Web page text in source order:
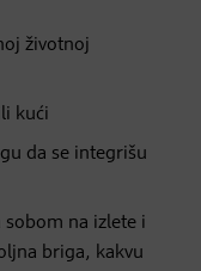
životnoj
kući
da se integrišu
na izlete i
briga, kakvu